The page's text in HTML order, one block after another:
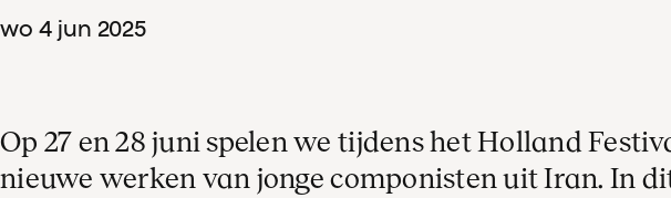
wo 4 jun 2025
Op 27 en 28 juni spelen we tijdens het Holland
nieuwe werken van jonge componisten uit Iran. In